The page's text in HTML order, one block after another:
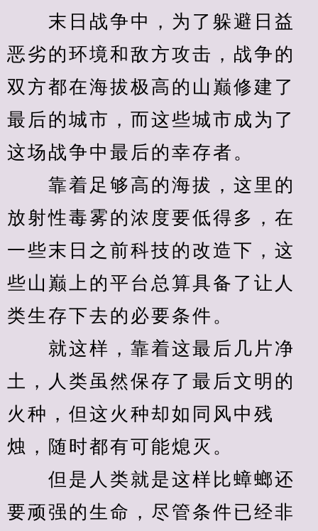
末日战争中，为了躲避日益
恶劣的环境和敌方攻击，战争的
双方都在海拔极高的山巅修建了
最后的城市，而这些城市成为了
这场战争中最后的幸存者。
靠着足够高的海拔，这里的
放射性毒雾的浓度要低得多，在
一些末日之前科技的改造下，这
些山巅上的平台总算具备了让人
类生存下去的必要条件。
就这样，靠着这最后几片净
土，人类虽然保存了最后文明的
火种，但这火种却如同风中残
烛，随时都有可能熄灭。
但是人类就是这样比蟑螂还
要顽强的生命，尽管条件已经非